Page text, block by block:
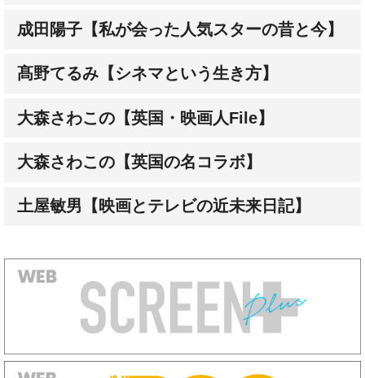
髙野てるみ【シネマという生き方】
大森さわこの【英国・映画人File】
大森さわこの【英国の名コラボ】
土屋敏男【映画とテレビの近未来日記】